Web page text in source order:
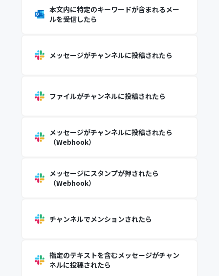
本文内に特定のキーワードが含まれるメー
ルを受信したら
メッセージがチャンネルに投稿されたら
ファイルがチャンネルに投稿されたら
メッセージがチャンネルに投稿されたら
（Webhook）
メッセージにスタンプが押されたら
（Webhook）
チャンネルでメンションされたら
指定のテキストを含むメッセージがチャン
ネルに投稿されたら